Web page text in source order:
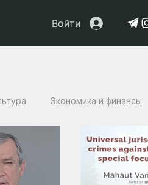
Войти
Экономика и финансы
аналитика Истории